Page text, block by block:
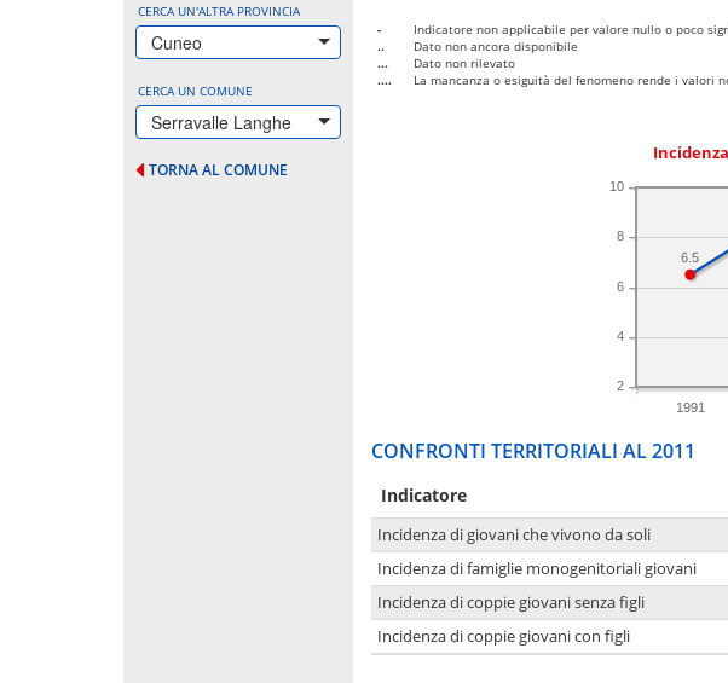
CERCA UN'ALTRA PROVINCIA
Cuneo
CERCA UN COMUNE
Serravalle Langhe
TORNA AL COMUNE
-
Indicatore non applicabile per valore nullo o poco
..
Dato non ancora disponibile
...
Dato non rilevato
....
La mancanza o esiguità del fenomeno rende i valori
1991
2
4
6
8
10
6.5
CONFRONTI TERRITORIALI AL 2011
Indicatore
Incidenza di giovani che vivono da soli
Incidenza di famiglie monogenitoriali giovani
Incidenza di coppie giovani senza figli
Incidenza di coppie giovani con figli